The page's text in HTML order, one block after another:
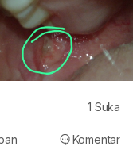
Komentar
1 Suka